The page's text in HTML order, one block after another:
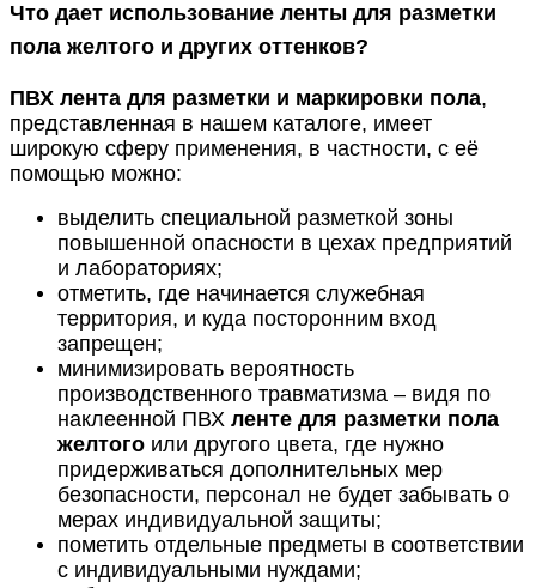
Что дает использование ленты для разметки
пола желтого и других оттенков?
ПВХ лента для разметки и маркировки пола,
представленная в нашем каталоге, имеет
широкую сферу применения, в частности, с её
помощью можно:
выделить специальной разметкой зоны
повышенной опасности в цехах предприятий
и лабораториях;
отметить, где начинается служебная
территория, и куда посторонним вход
запрещен;
минимизировать вероятность
производственного травматизма – видя по
наклеенной ПВХ ленте для разметки пола
желтого или другого цвета, где нужно
придерживаться дополнительных мер
безопасности, персонал не будет забывать о
мерах индивидуальной защиты;
пометить отдельные предметы в соответствии
с индивидуальными нуждами;